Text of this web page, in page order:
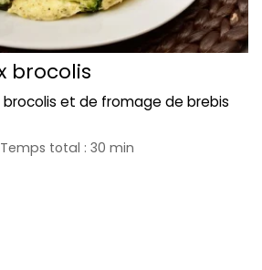
brocolis
et de fromage de brebis
Temps total : 30 min